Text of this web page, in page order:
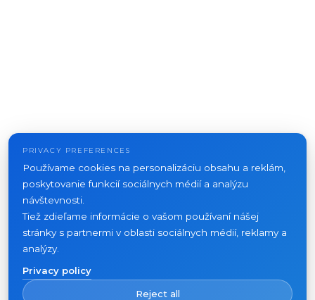
PRIVACY PREFERENCES
Používame cookies na personalizáciu obsahu a reklám,
poskytovanie funkcií sociálnych médií a analýzu
návštevnosti.
Tiež zdieľame informácie o vašom používaní nášej
stránky s partnermi v oblasti sociálnych médií, reklamy a
analýzy.
Privacy policy
Reject all